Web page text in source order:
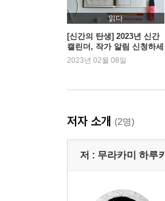
읽다
[신간의 탄생] 2023년 신간
캘린더, 작가 알림 신청하세
요!
2023년 02월 08일
저자 소개 (2명)
저 : 무라카미 하루키